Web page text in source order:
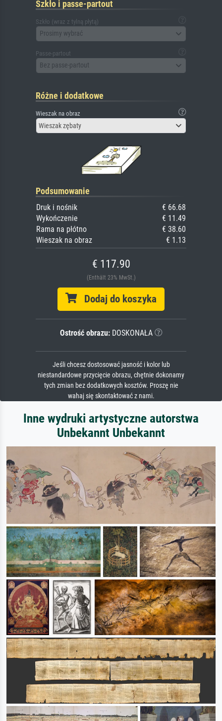
Szkło i passe-partout
Szkło (wraz z tylną płytą)
Prosimy wybrać
Passe-partout
Bez passe-partout
Różne i dodatkowe
Wieszak na obraz
Wieszak zębaty
Podsumowanie
Druk i nośnik
€ 66.68
Wykończenie
€ 11.49
Rama na płótno
€ 38.60
Wieszak na obraz
€ 1.13
€ 117.90
(Enthält 23% MwSt.)
Dodaj do koszyka
Ostrość obrazu:DOSKONAŁA
Jeśli chcesz dostosować jasność i kolor lub
niestandardowe przycięcie obrazu, chętnie dokonamy
tych zmian bez dodatkowych kosztów. Proszę nie
wahaj się skontaktować z nami.
Inne wydruki artystyczne autorstwa
Unbekannt Unbekannt